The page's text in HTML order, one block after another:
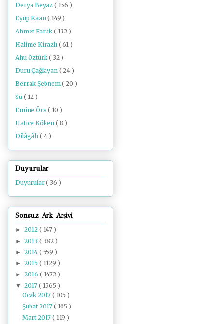
Derya Beyaz ( 156 )
Eyüp Kaan ( 149 )
Ahmet Faruk ( 132 )
Halime Kirazlı ( 61 )
Ahu Öztürk ( 32 )
Duru Çağlayan ( 24 )
Berrak Şebnem ( 20 )
Su ( 12 )
Emine Örs ( 10 )
Hatice Köken ( 8 )
Dilâgâh ( 4 )
Duyurular
Duyurular ( 36 )
Sonsuz Ark Arşivi
► 2012 ( 147 )
► 2013 ( 382 )
► 2014 ( 559 )
► 2015 ( 1129 )
► 2016 ( 1472 )
▼ 2017 ( 1565 )
Ocak 2017( 105 )
Şubat 2017( 105 )
Mart 2017( 119 )